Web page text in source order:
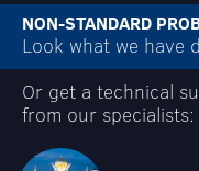
NON-STANDARD
Look what we have
Or get a technical
from our specialists: